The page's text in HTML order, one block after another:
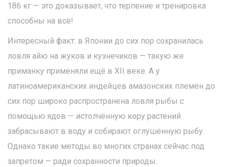
186 кг — это доказывает, что терпение и тренировка
способны на всё!
Интересный факт: в Японии до сих пор сохранилась
ловля айю на жуков и кузнечиков — такую же
приманку применяли ещё в XII веке. А у
латиноамериканских индейцев амазонских племён до
сих пор широко распространена ловля рыбы с
помощью ядов — истолчённую кору растений
забрасывают в воду и собирают оглушённую рыбу.
Однако такие методы во многих странах сейчас под
запретом — ради сохранности природы.